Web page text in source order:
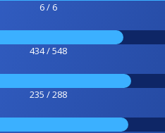
6 / 6
434 / 548
235 / 288